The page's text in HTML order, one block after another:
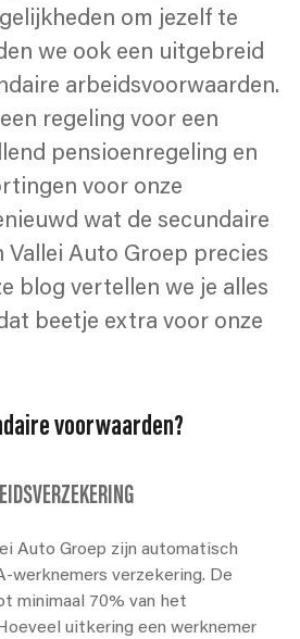
om jezelf te
we ook een uitgebreid
arbeidsvoorwaarden.
regeling voor een
pensioenregeling en
voor onze
wat de secundaire
Vallei Auto Groep precies
blog vertellen we je alles
beetje extra voor onze
voorwaarden?
Auto Groep zijn automatisch
werknemers verzekering. De
minimaal 70% van het
uitkering een werknemer